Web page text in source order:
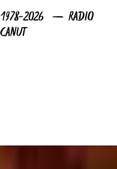
1978-2026 — RADIO
CANUT